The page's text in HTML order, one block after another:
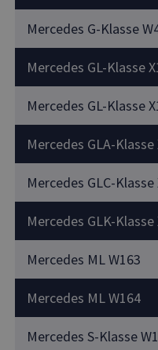
Mercedes G-Klasse
Mercedes GL-Klasse
Mercedes GL-Klasse
Mercedes GLA-Klasse
Mercedes GLC-Klasse
Mercedes GLK-Klasse
Mercedes ML W163
Mercedes ML W164
Mercedes S-Klasse